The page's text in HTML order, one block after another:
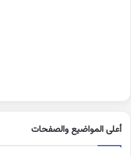
أعلى المواضيع والصفحات